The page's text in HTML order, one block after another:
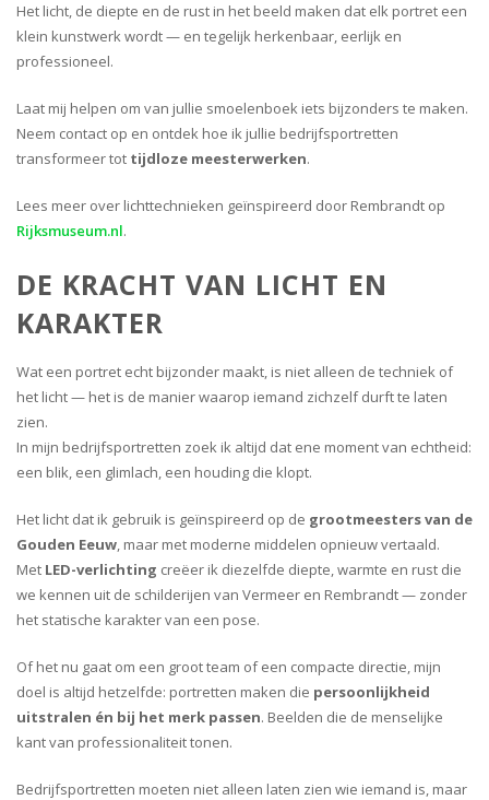
Het licht, de diepte en de rust in het beeld maken dat elk portret een
klein kunstwerk wordt — en tegelijk herkenbaar, eerlijk en
professioneel.
Laat mij helpen om van jullie smoelenboek iets bijzonders te maken.
Neem contact op en ontdek hoe ik jullie bedrijfsportretten
transformeer tot tijdloze meesterwerken.
Lees meer over lichttechnieken geïnspireerd door Rembrandt op
Rijksmuseum.nl.
DE KRACHT VAN LICHT EN
KARAKTER
Wat een portret echt bijzonder maakt, is niet alleen de techniek of
het licht — het is de manier waarop iemand zichzelf durft te laten
zien.
In mijn bedrijfsportretten zoek ik altijd dat ene moment van echtheid:
een blik, een glimlach, een houding die klopt.
Het licht dat ik gebruik is geïnspireerd op de grootmeesters van de
Gouden Eeuw, maar met moderne middelen opnieuw vertaald.
Met LED-verlichting creëer ik diezelfde diepte, warmte en rust die
we kennen uit de schilderijen van Vermeer en Rembrandt — zonder
het statische karakter van een pose.
Of het nu gaat om een groot team of een compacte directie, mijn
doel is altijd hetzelfde: portretten maken die persoonlijkheid
uitstralen én bij het merk passen. Beelden die de menselijke
kant van professionaliteit tonen.
Bedrijfsportretten moeten niet alleen laten zien wie iemand is, maar